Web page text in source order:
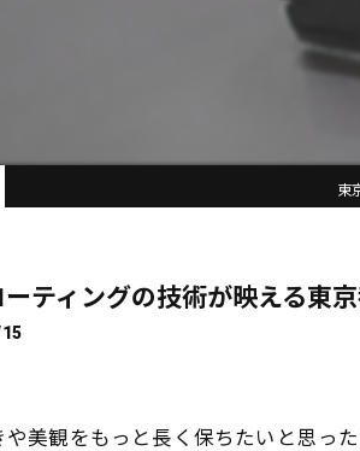
東
ーティングの技術が映える東
や美観をもっと長く保ちたいと思っ